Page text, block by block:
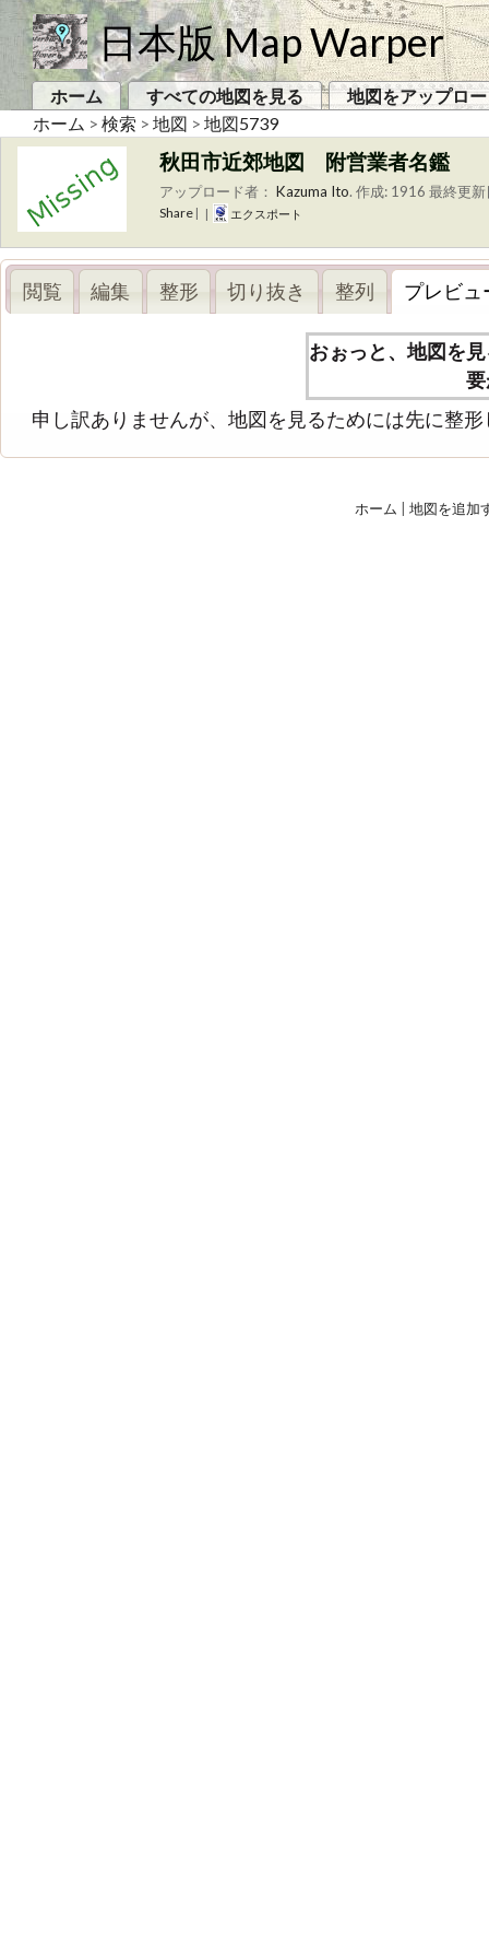
日本版 Map Warper
ホーム すべての地図を見る
地図をアップロ
ホーム > 検索 > 地図 > 地図5739
秋田市近郊地図 附営業者名鑑
アップロード者： Kazuma Ito. 作成: 1916 最終更新
Share | | エクスポート
閲覧 編集 整形 切り抜き 整列 プレビュ
おぉっと、地図を
申し訳ありませんが、地図を見るためには先に整
ホーム | 地図を追加